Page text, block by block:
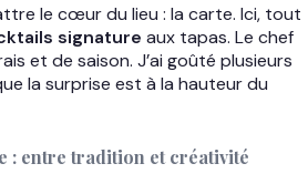
le cœur du lieu : la carte. Ici, tout
signature aux tapas. Le chef
et de saison. J’ai goûté plusieurs
la surprise est à la hauteur du
: entre tradition et créativité